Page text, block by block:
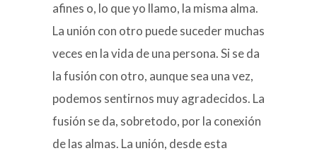
afines o, lo que yo llamo, la misma alma.
La unión con otro puede suceder muchas
veces en la vida de una persona. Si se da
la fusión con otro, aunque sea una vez,
podemos sentirnos muy agradecidos. La
fusión se da, sobretodo, por la conexión
de las almas. La unión, desde esta